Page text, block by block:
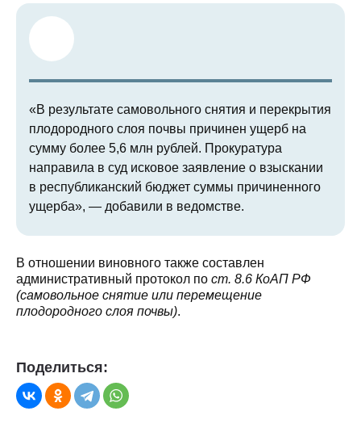
«В результате самовольного снятия и перекрытия
плодородного слоя почвы причинен ущерб на
сумму более 5,6 млн рублей. Прокуратура
направила в суд исковое заявление о взыскании
в республиканский бюджет суммы причиненного
ущерба», — добавили в ведомстве.
В отношении виновного также составлен
административный протокол по ст. 8.6 КоАП РФ
(самовольное снятие или перемещение
плодородного слоя почвы).
Поделиться: